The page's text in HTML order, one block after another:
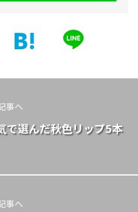
事へ
選んだ秋色リップ5本
事へ